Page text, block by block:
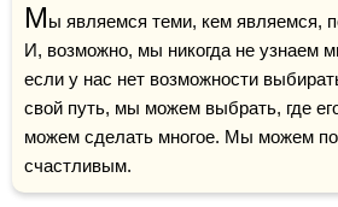
Мы являемся теми, кем являемся,
И, возможно, мы никогда не узнаем
если у нас нет возможности
свой путь, мы можем выбрать, где
можем сделать многое. Мы можем
счастливым.